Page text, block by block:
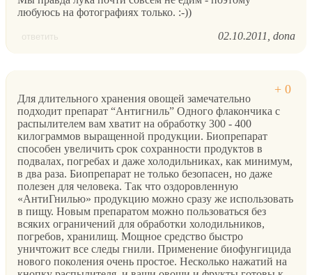
любуюсь на фотографиях только. :-))
ответить 02.10.2011 dona
Для длительного хранения овощей замечательно
подходит препарат “Антигниль” Одного флакончика с
распылителем вам хватит на обработку 300 - 400
килограммов выращенной продукции. Биопрепарат
способен увеличить срок сохранности продуктов в
подвалах, погребах и даже холодильниках, как минимум,
в два раза. Биопрепарат не только безопасен, но даже
полезен для человека. Так что оздоровленную
«АнтиГнилью» продукцию можно сразу же использовать
в пищу. Новым препаратом можно пользоваться без
всяких ограничений для обработки холодильников,
погребов, хранилищ. Мощное средство быстро
уничтожит все следы гнили. Применение биофунгицида
нового поколения очень простое. Несколько нажатий на